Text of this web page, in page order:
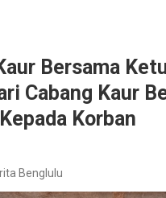
Bersama
Cabang Kaur
Korban
Benglulu